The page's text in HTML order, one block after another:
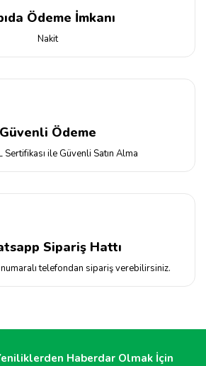
Ödeme İmkanı
Nakit
Güvenli Ödeme
Sertifikası ile Güvenli Satın Alma
Sipariş Hattı
numaralı telefondan sipariş verebilirsiniz.
Haberdar Olmak İçin